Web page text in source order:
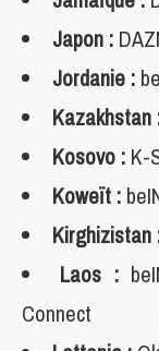
Japon :
Jordanie :
Kazakhstan
Kosovo : K-
Koweït :
Kirghizistan
Laos :
Connect